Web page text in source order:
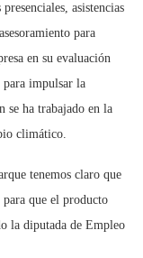
asistencias
para
en su evaluación
impulsar la
se ha trabajado en la
climático.
tenemos claro que
para que el producto
la diputada de Empleo